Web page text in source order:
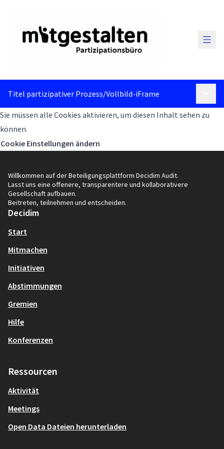
Titel partizipativer Prozess/Vollbild-iFrame
Sie müssen alle Cookies aktivieren, um diesen Inhalt sehen zu
können.
Cookie Einstellungen ändern
Willkommen auf der Beteiligungsplattform Decidim Audit.
Lasst uns eine offenere, transparentere und kollaborativere
Gesellschaft aufbauen.
Beitreten, teilnehmen und entscheiden.
Decidim
Start
Mitmachen
Initiativen
Abstimmungen
Gremien
Hilfe
Konferenzen
Ressourcen
Aktivität
Meetings
Open Data Dateien herunterladen